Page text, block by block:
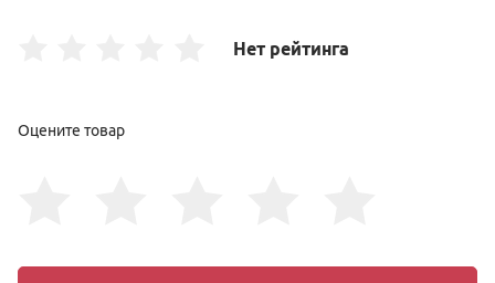
Нет рейтинга
Оцените товар